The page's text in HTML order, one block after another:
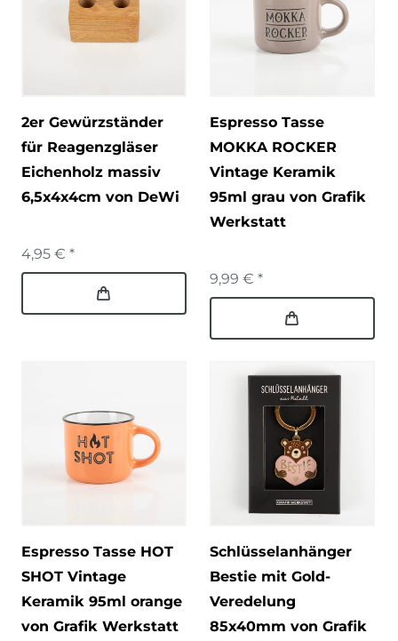
2er Gewürzständer
für Reagenzgläser
Eichenholz massiv
6,5x4x4cm von DeWi
4,95 € *
Espresso Tasse
MOKKA ROCKER
Vintage Keramik
95ml grau von Grafik
Werkstatt
9,99 € *
Espresso Tasse HOT
SHOT Vintage
Keramik 95ml orange
von Grafik Werkstatt
Schlüsselanhänger
Bestie mit Gold-
Veredelung
85x40mm von Grafik